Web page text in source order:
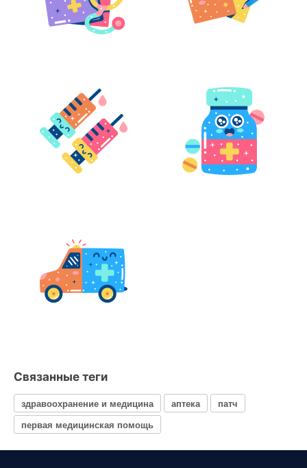
Связанные теги
здравоохранение и медицина аптека
патч
первая медицинская помощь